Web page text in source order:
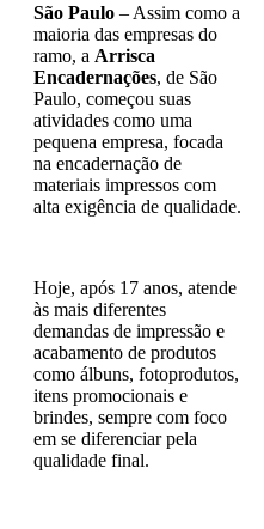
São Paulo – Assim como a
maioria das empresas do
ramo, a Arrisca
Encadernações, de São
Paulo, começou suas
atividades como uma
pequena empresa, focada
na encadernação de
materiais impressos com
alta exigência de qualidade.
Hoje, após 17 anos, atende
às mais diferentes
demandas de impressão e
acabamento de produtos
como álbuns, fotoprodutos,
itens promocionais e
brindes, sempre com foco
em se diferenciar pela
qualidade final.